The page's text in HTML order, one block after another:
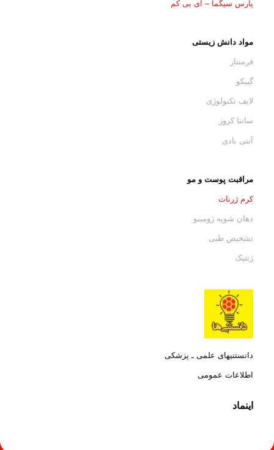
پارس سیگما – ای بی کم
مواد دانش زیستی
فرمنتاز
گیبکو
لایف تکنولوژی
سانتا کروز
آنتی بادی
مراقبت پوست و مو
کرم ژرنات
دهان شویه ژومینو
تشخیص طبی
ژنتیک
دانستنیهای علمی ـ پزشکی
اطلاعات عمومی
اینماد